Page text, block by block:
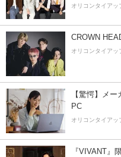
オリコンタイアッ
CROWN
オリコンタイアッ
【驚愕】メ
PC
オリコンタイアッ
『VIVANT』